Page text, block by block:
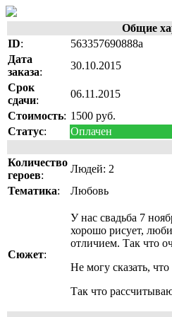
Общие
ID: 563357690888a
Дата
заказа:
30.10.2015
Срок
сдачи:
06.11.2015
Стоимость: 1500 руб.
Статус: Оплачен
Количество
героев:
Людей: 2
Тематика: Любовь
Сюжет:
У нас свадьба 7
хорошо рисует,
отличием. Так что
Не могу сказать,
Так что